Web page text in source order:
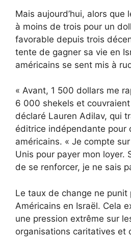
Mais aujourd’hui, alors que
à moins de trois pour un
favorable depuis trois
tente de gagner sa vie en
américains se sent mis à
« Avant, 1 500 dollars me
6 000 shekels et
déclaré Lauren Adilav, qui
éditrice indépendante pour
américains. « Je compte
Unis pour payer mon loyer.
de se renforcer, je ne sais
Le taux de change ne punit
Américains en Israël. Cela
une pression extrême sur
organisations caritatives et